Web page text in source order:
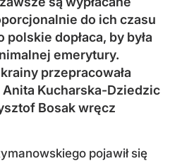
do ich czasu
dopłaca, by była
emerytury.
przepracowała
Kucharska-Dziedzic
Bosak wręcz
pojawił się